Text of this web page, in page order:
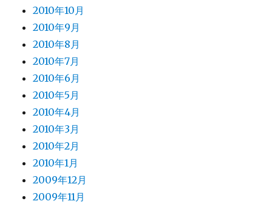
2010年10月
2010年9月
2010年8月
2010年7月
2010年6月
2010年5月
2010年4月
2010年3月
2010年2月
2010年1月
2009年12月
2009年11月